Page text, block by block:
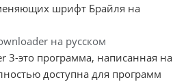
шрифт Брайля на
на русском
3-это программа, написанная на
доступна для программ